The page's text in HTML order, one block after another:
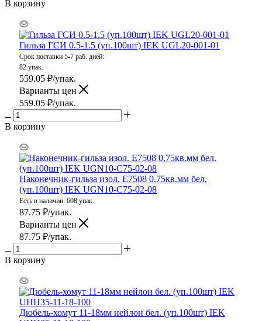
В корзину
Гильза ГСИ 0.5-1.5 (уп.100шт) IEK UGL20-001-01
Срок поставки 5-7 раб. дней:
82 упак.
559.05 ₽/упак.
Варианты цен
559.05 ₽/упак.
В корзину
Наконечник-гильза изол. Е7508 0.75кв.мм бел.
(уп.100шт) IEK UGN10-C75-02-08
Есть в наличии: 608 упак.
87.75 ₽/упак.
Варианты цен
87.75 ₽/упак.
В корзину
Дюбель-хомут 11-18мм нейлон бел. (уп.100шт) IEK